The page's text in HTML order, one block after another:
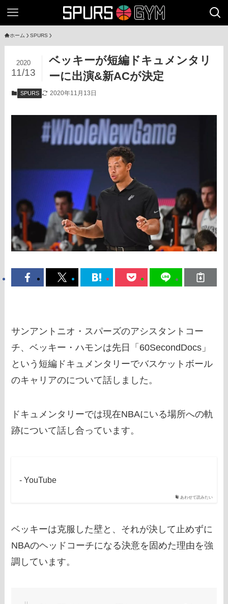
ホーム SPURS
ベッキーが短編ドキュメンタリ
ーに出演&新ACが決定
2020
11/13
SPURS 2020年11月13日
サンアントニオ・スパーズのアシスタントコー
チ、ベッキー・ハモンは先日「60SecondDocs」
という短編ドキュメンタリーでバスケットボール
のキャリアのについて話しました。
ドキュメンタリーでは現在NBAにいる場所への軌
跡について話し合っています。
あわせて読みたい
- YouTube
ベッキーは克服した壁と、それが決して止めずに
NBAのヘッドコーチになる決意を固めた理由を強
調しています。